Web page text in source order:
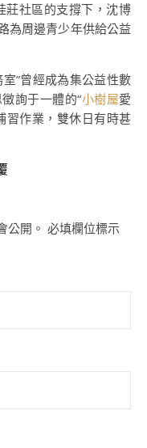
莊社區的支撐下，沈博
為周邊青少年供給公益
”曾經成為集公益性數
詢于一體的“小樹屋愛
習作業，雙休日有時甚
公開。 必填欄位標示